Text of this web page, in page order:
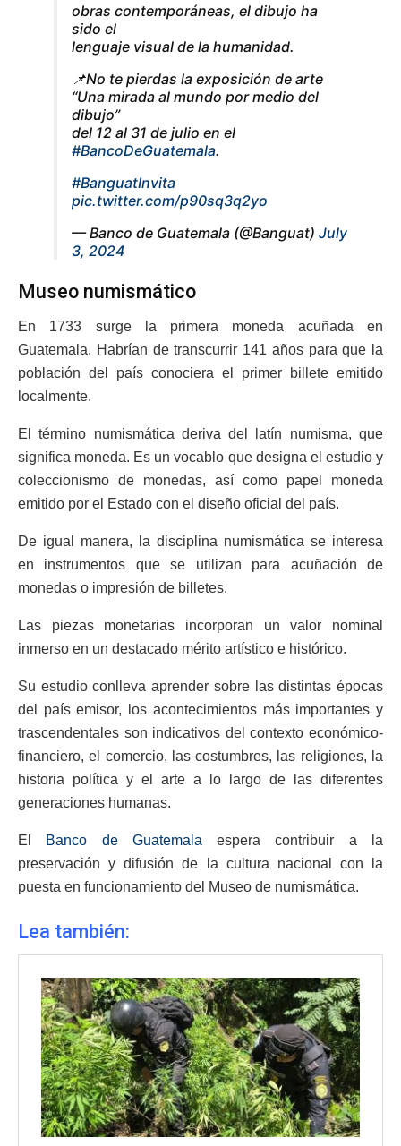
obras contemporáneas, el dibujo ha
sido el
lenguaje visual de la humanidad.
📌No te pierdas la exposición de arte
“Una mirada al mundo por medio del
dibujo”
del 12 al 31 de julio en el
#BancoDeGuatemala.
#BanguatInvita
pic.twitter.com/p90sq3q2yo
— Banco de Guatemala (@Banguat) July
3, 2024
Museo numismático
En 1733 surge la primera moneda acuñada en
Guatemala. Habrían de transcurrir 141 años para que la
población del país conociera el primer billete emitido
localmente.
El término numismática deriva del latín numisma, que
significa moneda. Es un vocablo que designa el estudio y
coleccionismo de monedas, así como papel moneda
emitido por el Estado con el diseño oficial del país.
De igual manera, la disciplina numismática se interesa
en instrumentos que se utilizan para acuñación de
monedas o impresión de billetes.
Las piezas monetarias incorporan un valor nominal
inmerso en un destacado mérito artístico e histórico.
Su estudio conlleva aprender sobre las distintas épocas
del país emisor, los acontecimientos más importantes y
trascendentales son indicativos del contexto económico-
financiero, el comercio, las costumbres, las religiones, la
historia política y el arte a lo largo de las diferentes
generaciones humanas.
El Banco de Guatemala espera contribuir a la
preservación y difusión de la cultura nacional con la
puesta en funcionamiento del Museo de numismática.
Lea también: